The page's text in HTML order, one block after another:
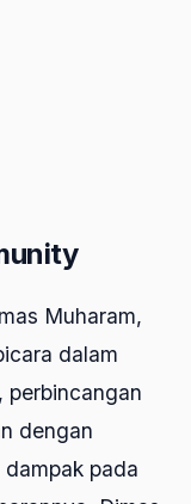
Muharam,
dalam
perbincangan
dengan
dampak pada